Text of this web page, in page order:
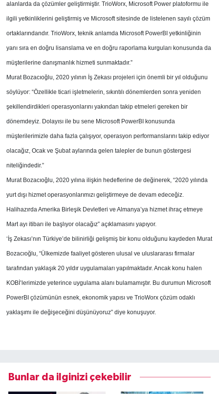
alanlarda da çözümler geliştirmiştir. TrioWorx, Microsoft Power platoformu ile
ilgili yetkinliklerini geliştirmiş ve Microsoft sitesinde de listelenen sayılı çözüm
ortaklarındandır. TrioWorx, teknik anlamda Microsoft PowerBI yetkinliğinin
yanı sıra en doğru lisanslama ve en doğru raporlama kurguları konusunda da
müşterilerine danışmanlık hizmeti sunmaktadır.”
Murat Bozacıoğlu, 2020 yılının İş Zekası projeleri için önemli bir yıl olduğunu
söylüyor: “Özellikle ticari işletmelerin, sıkıntılı dönemlerden sonra yeniden
şekillendirdikleri operasyonlarını yakından takip etmeleri gereken bir
dönemdeyiz. Dolayısı ile bu sene Microsoft PowerBI konusunda
müşterilerimizle daha fazla çalışıyor, operasyon performanslarını takip ediyor
olacağız, Ocak ve Şubat aylarında gelen talepler de bunun göstergesi
niteliğindedir.”
Murat Bozacıoğlu, 2020 yılına ilişkin hedeflerine de değinerek, “2020 yılında
yurt dışı hizmet operasyonlarımızı geliştirmeye de devam edeceğiz.
Halihazırda Amerika Birleşik Devletleri ve Almanya’ya hizmet ihraç etmeye
Mart ayı itibarı ile başlıyor olacağız” açıklamasını yapıyor.
‘İş Zekası’nın Türkiye’de bilinirliği gelişmiş bir konu olduğunu kaydeden Murat
Bozacıoğlu, “Ülkemizde faaliyet gösteren ulusal ve uluslararası firmalar
tarafından yaklaşık 20 yıldır uygulamaları yapılmaktadır. Ancak konu halen
KOBİ’lerimizde yeterince uygulama alanı bulamamıştır. Bu durumun Microsoft
PowerBI çözümünün esnek, ekonomik yapısı ve TrioWorx çözüm odaklı
yaklaşımı ile değişeceğini düşünüyoruz” diye konuşuyor.
Bunlar da ilginizi çekebilir